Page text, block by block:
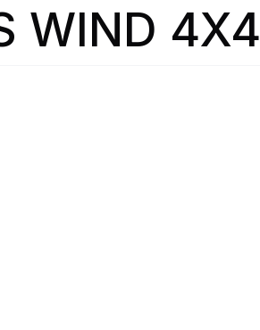
WIND 4X4